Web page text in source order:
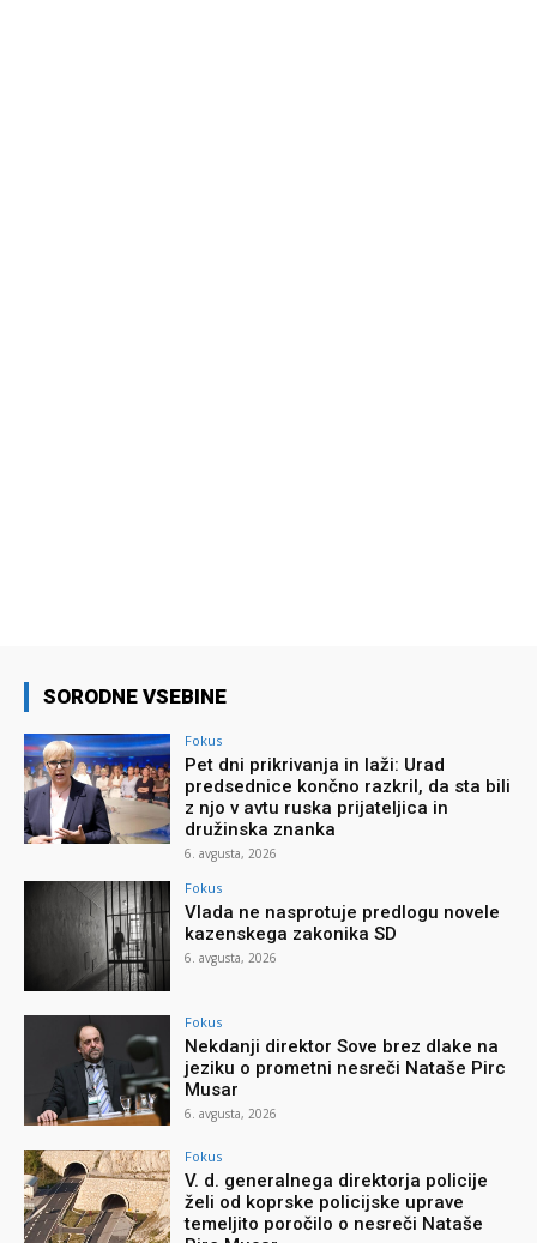
SORODNE VSEBINE
Fokus
Pet dni prikrivanja in laži: Urad
predsednice končno razkril, da sta bili
z njo v avtu ruska prijateljica in
družinska znanka
6. avgusta, 2026
Fokus
Vlada ne nasprotuje predlogu novele
kazenskega zakonika SD
6. avgusta, 2026
Fokus
Nekdanji direktor Sove brez dlake na
jeziku o prometni nesreči Nataše Pirc
Musar
6. avgusta, 2026
Fokus
V. d. generalnega direktorja policije
želi od koprske policijske uprave
temeljito poročilo o nesreči Nataše